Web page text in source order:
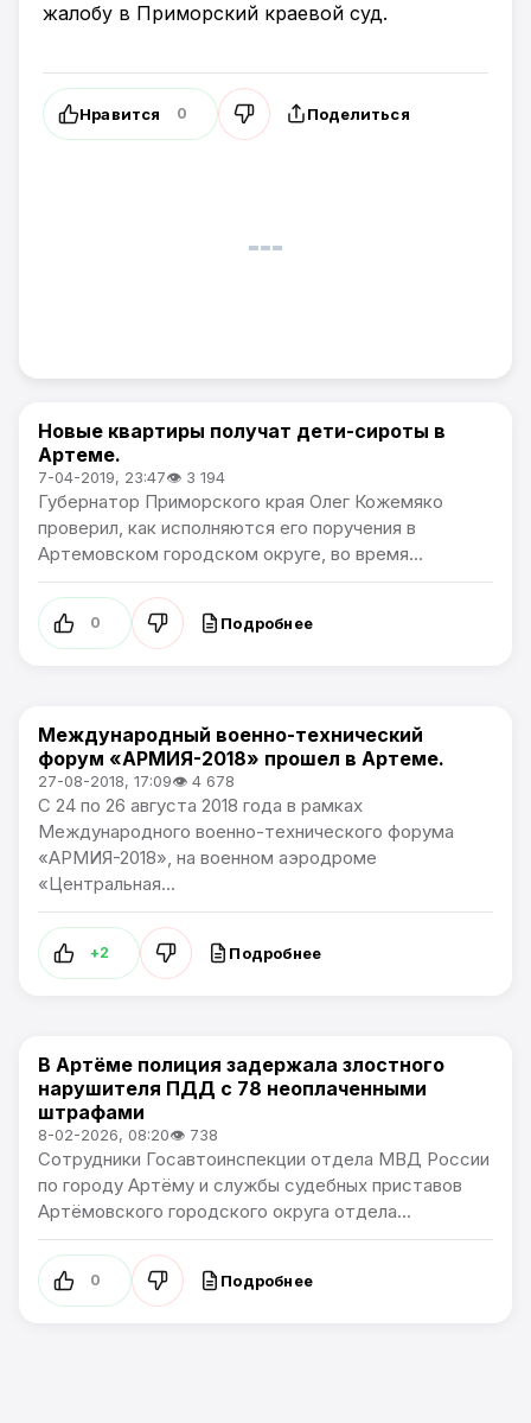
жалобу в Приморский краевой суд.
Нравится 0 Поделиться
Общество
Новые квартиры получат дети-сироты в
Артеме.
7-04-2019, 23:47👁 3 194
Губернатор Приморского края Олег Кожемяко
проверил, как исполняются его поручения в
Артемовском городском округе, во время...
0 Подробнее
Общество / Артемпортал
Международный военно-технический
форум «АРМИЯ-2018» прошел в Артеме.
27-08-2018, 17:09👁 4 678
С 24 по 26 августа 2018 года в рамках
Международного военно-технического форума
«АРМИЯ-2018», на военном аэродроме
«Центральная...
+2 Подробнее
Общество
В Артёме полиция задержала злостного
нарушителя ПДД с 78 неоплаченными
штрафами
8-02-2026, 08:20👁 738
Сотрудники Госавтоинспекции отдела МВД России
по городу Артёму и службы судебных приставов
Артёмовского городского округа отдела...
0 Подробнее